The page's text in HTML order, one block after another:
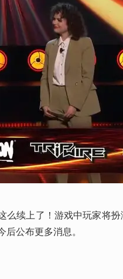
么续上了！游戏中玩家将
公布更多消息。